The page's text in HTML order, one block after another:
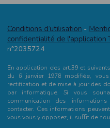
Conditions d’utilisation -
confidentialité de l'application
n°2035724
En application des art.39 et
du 6 janvier 1978 modifiée,
rectification et de mise à jour des
par informatique. Si vous
communication des
contacter. Ces informations
vous vous y opposez, il suﬃt de